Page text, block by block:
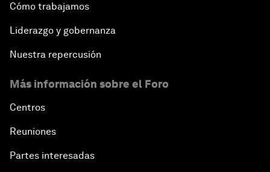
Cómo trabajamos
Liderazgo y gobernanza
Nuestra repercusión
Más información sobre el Foro
Centros
Reuniones
Partes interesadas